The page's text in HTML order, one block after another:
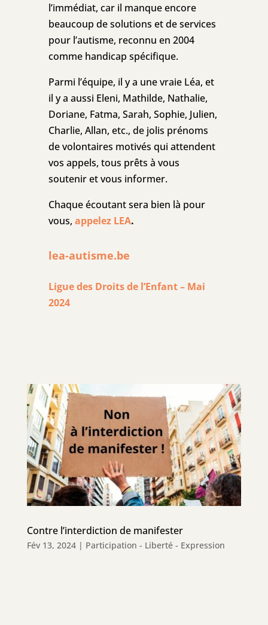
l’immédiat, car il manque encore
beaucoup de solutions et de services
pour l’autisme, reconnu en 2004
comme handicap spécifique.
Parmi l’équipe, il y a une vraie Léa, et
il y a aussi Eleni, Mathilde, Nathalie,
Doriane, Fatma, Sarah, Sophie, Julien,
Charlie, Allan, etc., de jolis prénoms
de volontaires motivés qui attendent
vos appels, tous prêts à vous
soutenir et vous informer.
Chaque écoutant sera bien là pour
vous, appelez LEA.
lea-autisme.be
Ligue des Droits de l’Enfant – Mai
2024
Contre l’interdiction de manifester
Fév 13, 2024| Participation - Liberté - Expression